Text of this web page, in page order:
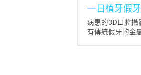
一日植牙假
病患的3D口腔
有傳統假牙的金